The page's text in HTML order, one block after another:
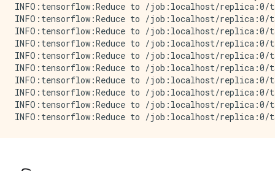
INFO:tensorflow:Reduce to /job:localhost/
INFO:tensorflow:Reduce to /job:localhost/
INFO:tensorflow:Reduce to /job:localhost/
INFO:tensorflow:Reduce to /job:localhost/
INFO:tensorflow:Reduce to /job:localhost/
INFO:tensorflow:Reduce to /job:localhost/
INFO:tensorflow:Reduce to /job:localhost/
INFO:tensorflow:Reduce to /job:localhost/
INFO:tensorflow:Reduce to /job:localhost/